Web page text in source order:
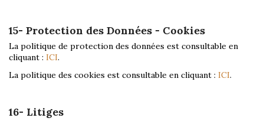
15- Protection des Données - Cookies
La politique de protection des données est consultable en
cliquant : ICI.
La politique des cookies est consultable en cliquant : ICI.
16- Litiges